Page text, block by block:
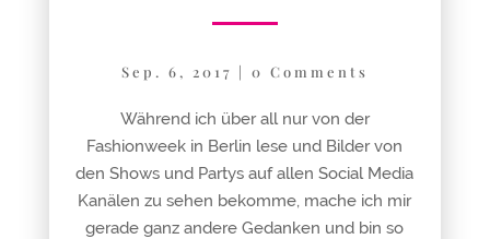
Sep. 6, 2017 | 0 Comments
Während ich über all nur von der
Fashionweek in Berlin lese und Bilder von
den Shows und Partys auf allen Social Media
Kanälen zu sehen bekomme, mache ich mir
gerade ganz andere Gedanken und bin so